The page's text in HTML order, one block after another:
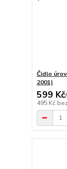
Čidlo
2001)
599 Kč/
495 Kč